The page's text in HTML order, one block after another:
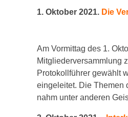
c
b
o
o
k
tt
n
kl
a
1. Oktober 2021. Die
Am Vormittag des 1.
Mitgliederversammlung
Protokollführer gewählt
eingeleitet. Die Themen
nahm unter anderen